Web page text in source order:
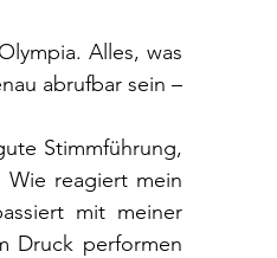
Alles, was
abrufbar sein –
Stimmführung,
Wie reagiert mein
mit meiner
Druck performen